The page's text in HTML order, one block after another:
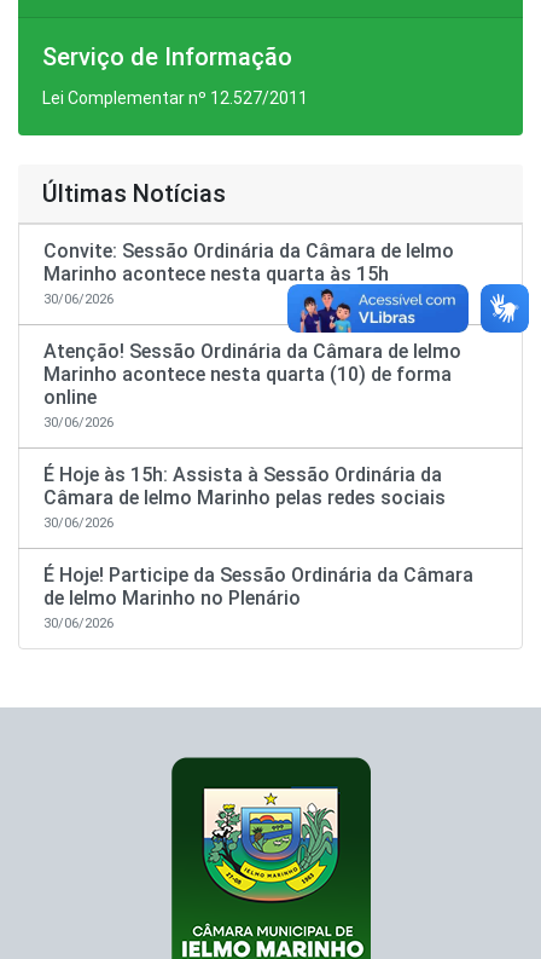
Serviço de Informação
Lei Complementar nº 12.527/2011
Últimas Notícias
Convite: Sessão Ordinária da Câmara de Ielmo
Marinho acontece nesta quarta às 15h
30/06/2026
Atenção! Sessão Ordinária da Câmara de Ielmo
Marinho acontece nesta quarta (10) de forma
online
30/06/2026
É Hoje às 15h: Assista à Sessão Ordinária da
Câmara de Ielmo Marinho pelas redes sociais
30/06/2026
É Hoje! Participe da Sessão Ordinária da Câmara
de Ielmo Marinho no Plenário
30/06/2026